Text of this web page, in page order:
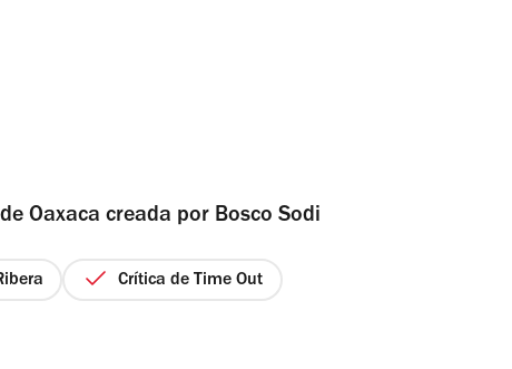
Oaxaca creada por Bosco Sodi
Crítica de Time Out